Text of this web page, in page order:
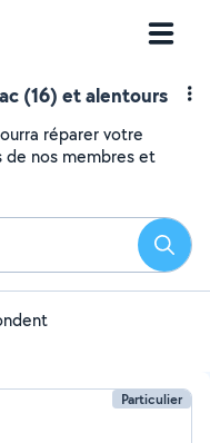
(16) et alentours
réparer votre
de nos membres et
Particulier